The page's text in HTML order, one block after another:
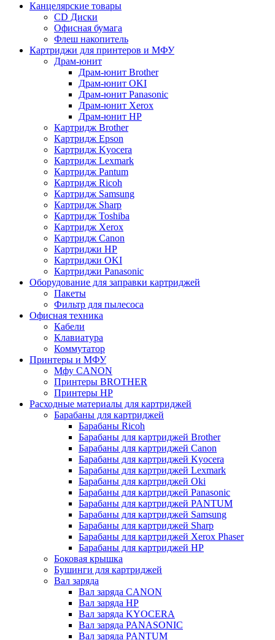
Канцелярские товары
CD Диски
Офисная бумага
Флеш накопитель
Картриджи для принтеров и МФУ
Драм-юнит
Драм-юнит Brother
Драм-юнит OKI
Драм-юнит Panasonic
Драм-юнит Xerox
Драм-юнит НР
Картридж Brother
Картридж Epson
Картридж Kyocera
Картридж Lexmark
Картридж Pantum
Картридж Ricoh
Картридж Samsung
Картридж Sharp
Картридж Toshiba
Картридж Xerox
Картридж Сanon
Картриджи HP
Картриджи OKI
Картриджи Panasonic
Оборудование для заправки картриджей
Пакеты
Фильтр для пылесоса
Офисная техника
Кабели
Клавиатура
Коммутатор
Принтеры и МФУ
Мфу CANON
Принтеры BROTHER
Принтеры HP
Расходные материалы для картриджей
Барабаны для картриджей
Барабаны Ricoh
Барабаны для картриджей Brother
Барабаны для картриджей Canon
Барабаны для картриджей Kyocera
Барабаны для картриджей Lexmark
Барабаны для картриджей Oki
Барабаны для картриджей Panasonic
Барабаны для картриджей PANTUM
Барабаны для картриджей Samsung
Барабаны для картриджей Sharp
Барабаны для картриджей Xerox Phaser
Барабаны для картриджей НР
Боковая крышка
Бушинги для картриджей
Вал заряда
Вал заряда CANON
Вал заряда HP
Вал заряда KYOCERA
Вал заряда PANASONIC
Вал заряда PANTUM